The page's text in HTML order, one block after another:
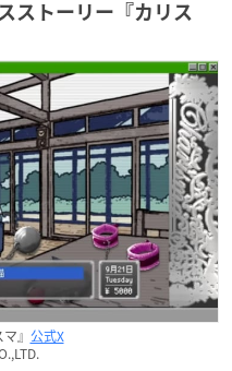
ストーリー『カリス
』 公式X